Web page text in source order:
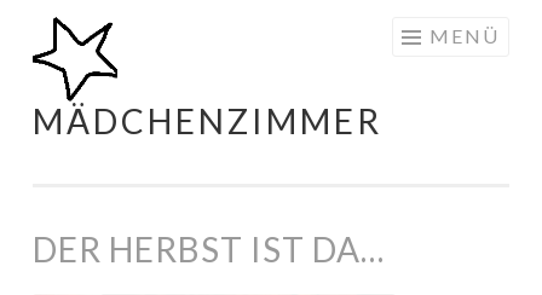
Zum
Inhalt
springen
MÄDCHENZIMMER
MENÜ
DER HERBST IST DA…